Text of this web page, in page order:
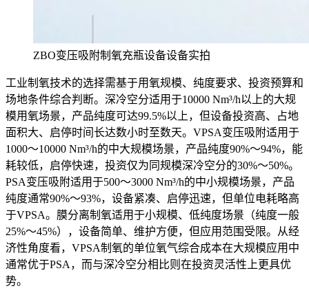
ZBO变压吸附制氧充瓶设备设备实拍
工业制氧技术的选择需基于用氧规模、纯度要求、投资预算和
场地条件综合判断。深冷空分适用于10000 Nm³/h以上的大规
模用氧场景，产品纯度可达99.5%以上，但设备投资高、占地
面积大、启停时间长达数小时至数天。VPSA变压吸附适用于
1000～10000 Nm³/h的中大规模场景，产品纯度90%～94%，能
耗较低，启停快速，投资仅为同规模深冷空分的30%～50%。
PSA变压吸附适用于500～3000 Nm³/h的中小规模场景，产品
纯度通常90%～93%，设备紧凑、启停迅速，但单位电耗略高
于VPSA。膜分离制氧适用于小规模、低纯度场景（纯度一般
25%～45%），设备简单、维护方便，但应用范围受限。从经
济性角度看，VPSA制氧的单位氧气综合成本在大规模应用中
通常优于PSA，而与深冷空分相比则在投资灵活性上更具优
势。